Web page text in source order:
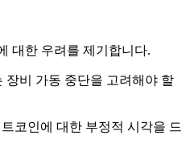
대한 우려를 제기합니다.
장비 가동 중단을 고려해야 할
코인에 대한 부정적 시각을 드